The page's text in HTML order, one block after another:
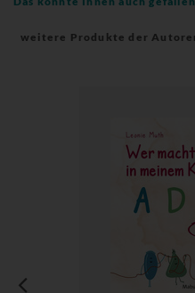
weitere Produkte der